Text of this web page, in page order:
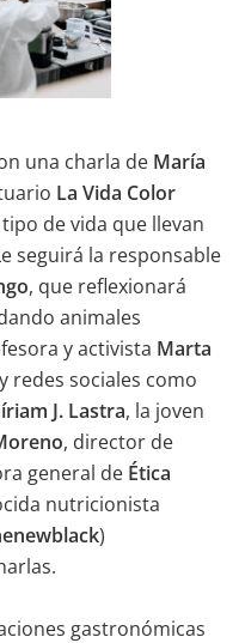
una charla de María
La Vida Color
de vida que llevan
seguirá la responsable
, que reflexionará
animales
y activista Marta
redes sociales como
J. Lastra, la joven
, director de
general de Ética
nutricionista
)
gastronómicas